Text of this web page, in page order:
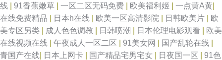
线
91香蕉嫩草 一区二区无码免费 欧美福利姬 一点黄A黄
在线免费精品
日本h在线 欧美一区高清影院 日韩欧美片
欧
美专区另类
成人色色调教 日韩喷潮 日本伦理电影观看
欧美
在线视频在线
午夜成人一区二区 91美女网 国产乱轮在线
青国产在线
日本上网卡 国产精品宅男宅女 日夜国一区
91色